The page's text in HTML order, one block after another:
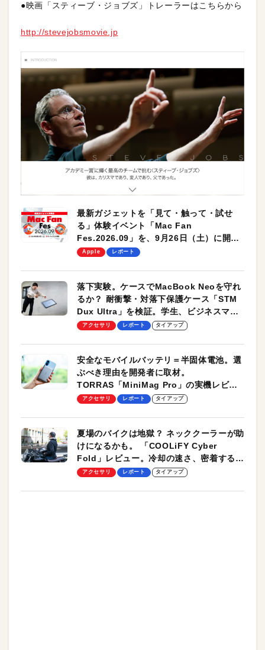
●映画「スティーブ・ジョブズ」トレーラーはこちらから
http://stevejobsmovie.jp
最新ガジェットを「見て・触って・試せ
る」体験イベント「Mac Fan
Fes.2026.09」を、9月26日（土）に開催
します！
Apple レポート
落下実験。ケースでMacBook Neoを守れ
るか？ 耐衝撃・対落下保護ケース「STM
Dux Ultra」を検証。学生、ビジネスマン
のモバイルユースに最適！
アクセサリ レポート タイアップ
安全なモバイルバッテリ＝半固体電池。選
ぶべき理由を開発者に取材。
TORRAS「MiniMag Pro」の実機レビュ
ーも
アクセサリ レポート タイアップ
夏場のバイクは地獄？ ネッククーラーが助
けになるかも。 「COOLiFY Cyber
Fold」レビュー。冷却の速さ、密着する冷
却プレート、シンプルな操作性がグッド！
アクセサリ レポート タイアップ